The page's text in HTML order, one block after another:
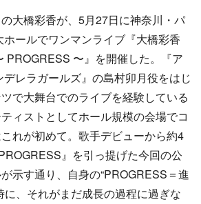
大橋彩香が、5月27日に神奈川・パ
ールでワンマンライブ『大橋彩香
PROGRESS 〜』を開催した。『ア
レラガールズ』の島村卯月役をはじ
で大舞台でのライブを経験している
ィストとしてホール規模の会場でコ
れが初めて。歌手デビューから約4
』を引っ提げた今回の公
示す通り、自身の“PROGRESS＝進
に、それがまだ成長の過程に過ぎな